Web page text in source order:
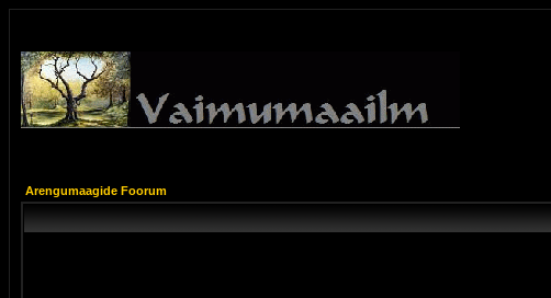
Arengumaagide Foorum